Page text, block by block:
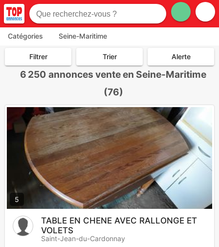
Catégories Seine-Maritime
Filtrer Trier Alerte
6 250 annonces vente en Seine-Maritime
(76)
5
TABLE EN CHENE AVEC RALLONGE ET
VOLETS
Saint-Jean-du-Cardonnay